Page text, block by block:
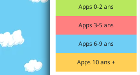
Apps 0-2 ans
Apps 3-5 ans
Apps 6-9 ans
Apps 10 ans +